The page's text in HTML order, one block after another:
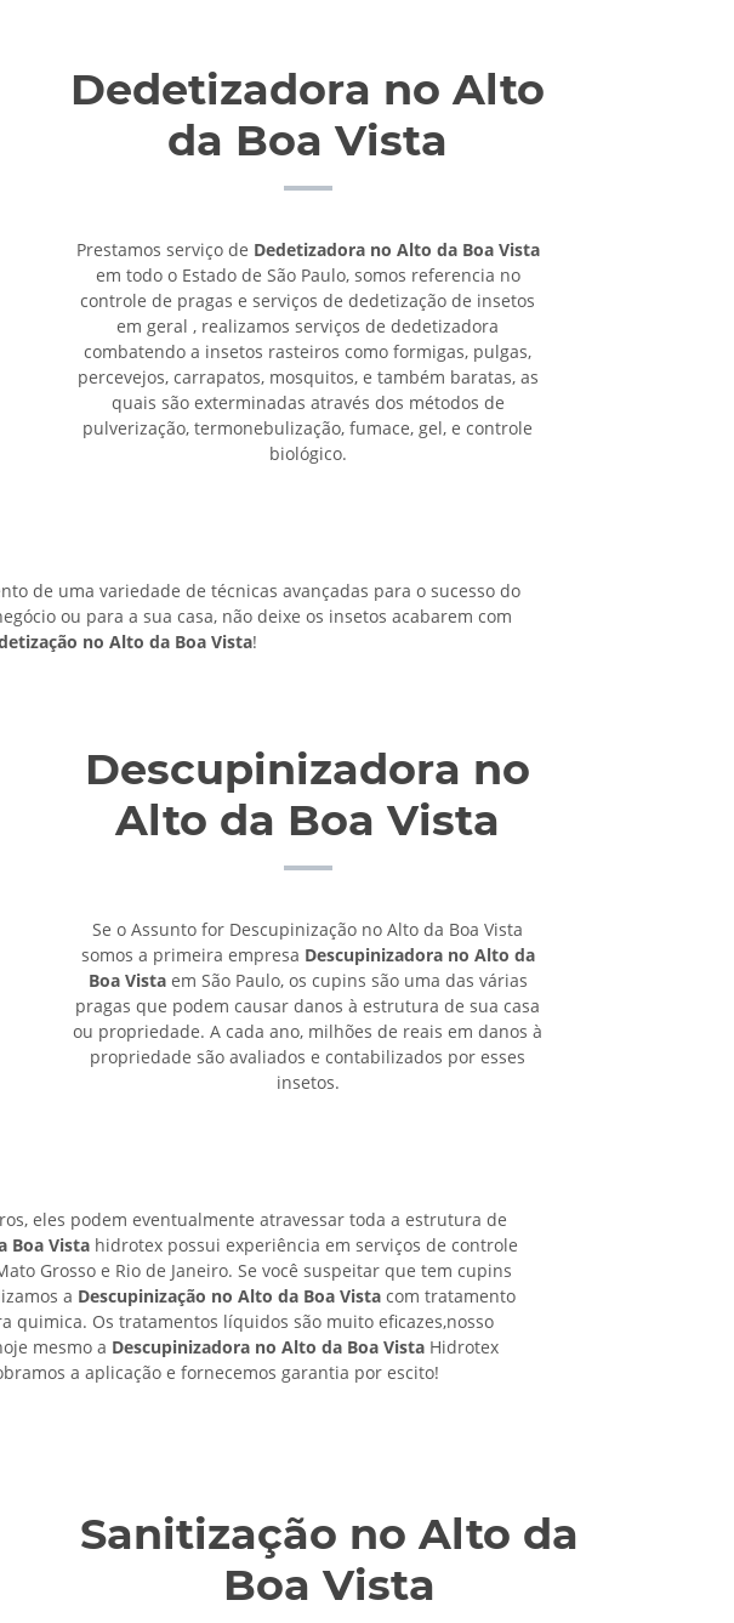
Dedetizadora no Alto
da Boa Vista
Prestamos serviço de Dedetizadora no Alto da Boa Vista
em todo o Estado de São Paulo, somos referencia no
controle de pragas e serviços de dedetização de insetos
em geral , realizamos serviços de dedetizadora
combatendo a insetos rasteiros como formigas, pulgas,
percevejos, carrapatos, mosquitos, e também baratas, as
quais são exterminadas através dos métodos de
pulverização, termonebulização, fumace, gel, e controle
biológico.
de uma variedade de técnicas avançadas para o sucesso do
ou para a sua casa, não deixe os insetos acabarem com
no Alto da Boa Vista!
Descupinizadora no
Alto da Boa Vista
Se o Assunto for Descupinização no Alto da Boa Vista
somos a primeira empresa Descupinizadora no Alto da
Boa Vistaem São Paulo, os cupins são uma das várias
pragas que podem causar danos à estrutura de sua casa
ou propriedade. A cada ano, milhões de reais em danos à
propriedade são avaliados e contabilizados por esses
insetos.
eles podem eventualmente atravessar toda a estrutura de
Boa Vista hidrotex possui experiência em serviços de controle
Grosso e Rio de Janeiro. Se você suspeitar que tem cupins
a Descupinização no Alto da Boa Vista com tratamento
quimica. Os tratamentos líquidos são muito eficazes,nosso
mesmo a Descupinizadora no Alto da Boa Vista Hidrotex
a aplicação e fornecemos garantia por escito!
Sanitização no Alto da
Boa Vista